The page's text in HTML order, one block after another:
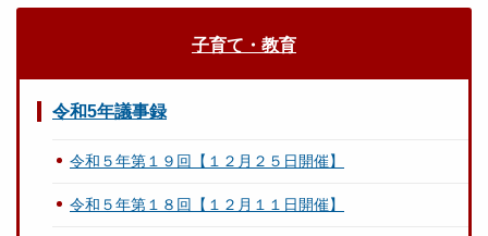
子育て・教育
令和5年議事録
令和５年第１９回【１２月２５日開催】
令和５年第１８回【１２月１１日開催】